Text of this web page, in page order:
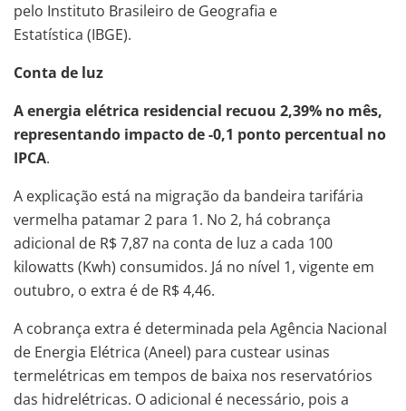
pelo Instituto Brasileiro de Geografia e
Estatística (IBGE).
Conta de luz
A energia elétrica residencial recuou 2,39% no mês,
representando impacto de -0,1 ponto percentual no
IPCA.
A explicação está na migração da bandeira tarifária
vermelha patamar 2 para 1. No 2, há cobrança
adicional de R$ 7,87 na conta de luz a cada 100
kilowatts (Kwh) consumidos. Já no nível 1, vigente em
outubro, o extra é de R$ 4,46.
A cobrança extra é determinada pela Agência Nacional
de Energia Elétrica (Aneel) para custear usinas
termelétricas em tempos de baixa nos reservatórios
das hidrelétricas. O adicional é necessário, pois a